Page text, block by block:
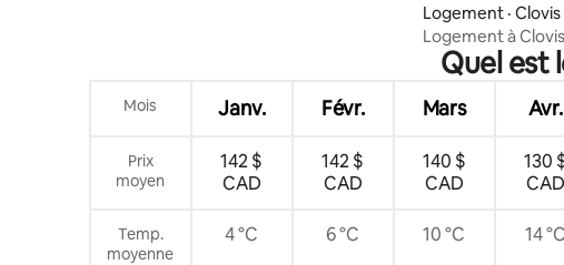
Logement · Clovis
Logement à Clovis
Quel est
Mois Janv. Févr. Mars Avr.
Prix
moyen
142 $
CAD
142 $
CAD
140 $
CAD
130
CAD
Temp.
moyenne
4 °C 6 °C 10 °C 14 °C